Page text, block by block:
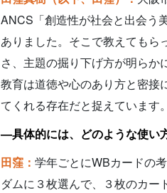
ANCS「創造性が社会と出会う
ありました。そこで教えてもら
さ、主題の掘り下げ方が明ら
教育は道徳や心のあり方と密接
てくれる存在だと捉えています。
—具体的には、どのような使い
田窪： 学年ごとにWBカードの
ダムに３枚選んで、３枚のカ